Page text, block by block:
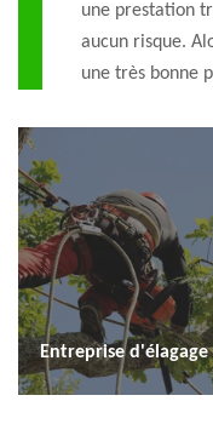
une prestation
aucun risque.
une très bonne
Entreprise d'élagage